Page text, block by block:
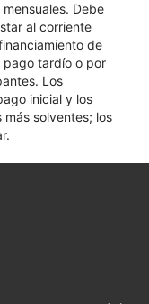
Debe
al corriente
de
tardío o por
Los
inicial y los
solventes; los